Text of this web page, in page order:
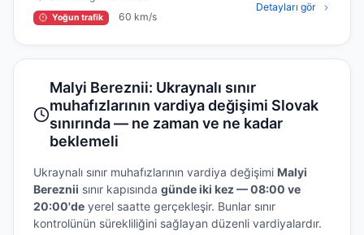
Yoğun trafik 60 km/s
Detayları gör
Malyi Bereznii: Ukraynalı sınır
muhafızlarının vardiya değişimi Slovak
sınırında — ne zaman ve ne kadar
beklemeli
Ukraynalı sınır muhafızlarının vardiya değişimi Malyi
Bereznii sınır kapısında günde iki kez — 08:00 ve
20:00'de yerel saatte gerçekleşir. Bunlar sınır
kontrolünün sürekliliğini sağlayan düzenli vardiyalardır.